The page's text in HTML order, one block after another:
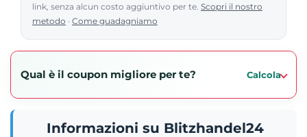
Qual è il coupon migliore per te? Calcola
link, senza alcun costo aggiuntivo per te. Scopri il nostro
metodo · Come guadagniamo
Informazioni su Blitzhandel24